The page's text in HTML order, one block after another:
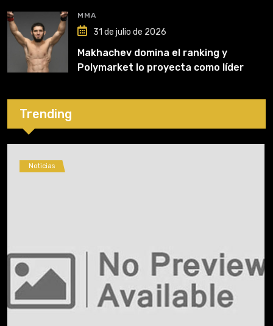
MMA
31 de julio de 2026
Makhachev domina el ranking y
Polymarket lo proyecta como líder
Trending
Noticias